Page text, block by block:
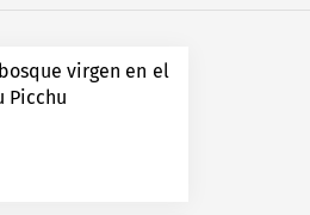
virgen en el
Picchu